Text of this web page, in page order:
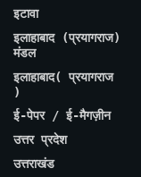
इटावा
इलाहाबाद (प्रयागराज)
मंडल
इलाहाबाद( प्रयागराज
)
ई-पेपर / ई-मैगज़ीन
उत्तर प्रदेश
उत्तराखंड